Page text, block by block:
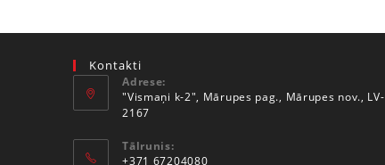
Kontakti
Adrese:
"Vismaņi k-2", Mārupes pag., Mārupes nov., LV-
2167
Tālrunis:
+371 67204080